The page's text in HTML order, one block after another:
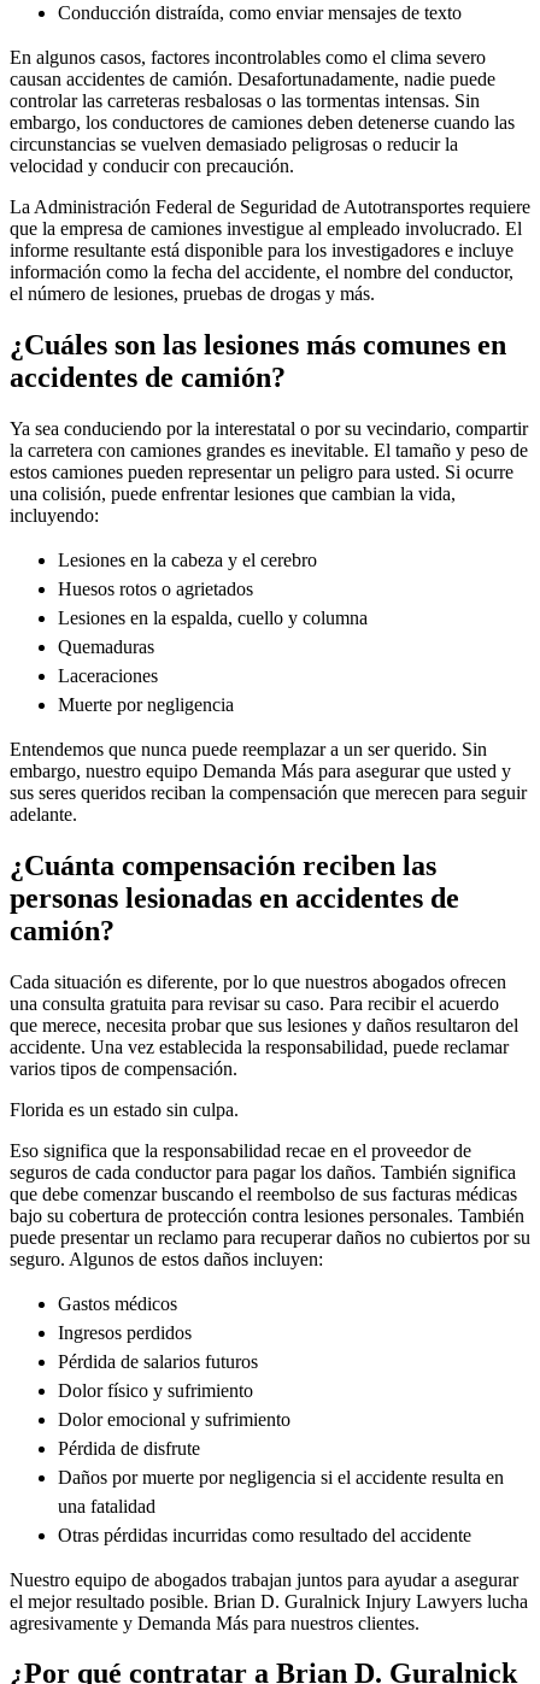
Conducción distraída, como enviar mensajes de texto
En algunos casos, factores incontrolables como el clima severo
causan accidentes de camión. Desafortunadamente, nadie puede
controlar las carreteras resbalosas o las tormentas intensas. Sin
embargo, los conductores de camiones deben detenerse cuando las
circunstancias se vuelven demasiado peligrosas o reducir la
velocidad y conducir con precaución.
La Administración Federal de Seguridad de Autotransportes requiere
que la empresa de camiones investigue al empleado involucrado. El
informe resultante está disponible para los investigadores e incluye
información como la fecha del accidente, el nombre del conductor,
el número de lesiones, pruebas de drogas y más.
¿Cuáles son las lesiones más comunes en
accidentes de camión?
Ya sea conduciendo por la interestatal o por su vecindario, compartir
la carretera con camiones grandes es inevitable. El tamaño y peso de
estos camiones pueden representar un peligro para usted. Si ocurre
una colisión, puede enfrentar lesiones que cambian la vida,
incluyendo:
Lesiones en la cabeza y el cerebro
Huesos rotos o agrietados
Lesiones en la espalda, cuello y columna
Quemaduras
Laceraciones
Muerte por negligencia
Entendemos que nunca puede reemplazar a un ser querido. Sin
embargo, nuestro equipo Demanda Más para asegurar que usted y
sus seres queridos reciban la compensación que merecen para seguir
adelante.
¿Cuánta compensación reciben las
personas lesionadas en accidentes de
camión?
Cada situación es diferente, por lo que nuestros abogados ofrecen
una consulta gratuita para revisar su caso. Para recibir el acuerdo
que merece, necesita probar que sus lesiones y daños resultaron del
accidente. Una vez establecida la responsabilidad, puede reclamar
varios tipos de compensación.
Florida es un estado sin culpa.
Eso significa que la responsabilidad recae en el proveedor de
seguros de cada conductor para pagar los daños. También significa
que debe comenzar buscando el reembolso de sus facturas médicas
bajo su cobertura de protección contra lesiones personales. También
puede presentar un reclamo para recuperar daños no cubiertos por su
seguro. Algunos de estos daños incluyen:
Gastos médicos
Ingresos perdidos
Pérdida de salarios futuros
Dolor físico y sufrimiento
Dolor emocional y sufrimiento
Pérdida de disfrute
Daños por muerte por negligencia si el accidente resulta en
una fatalidad
Otras pérdidas incurridas como resultado del accidente
Nuestro equipo de abogados trabajan juntos para ayudar a asegurar
el mejor resultado posible. Brian D. Guralnick Injury Lawyers lucha
agresivamente y Demanda Más para nuestros clientes.
¿Por qué contratar a Brian D. Guralnick